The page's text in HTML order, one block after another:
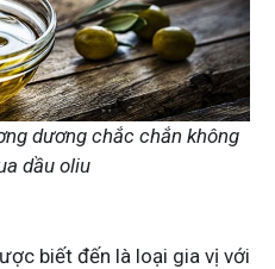
dương chắc chắn không
dầu oliu
biết đến là loại gia vị với